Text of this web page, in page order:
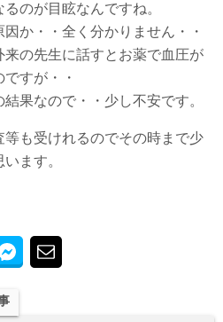
のが目眩なんですね。
か・・全く分かりません・・
の先生に話すとお薬で血圧が
すが・・
果なので・・少し不安です。
も受けれるのでその時まで少
ます。